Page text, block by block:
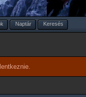
Naptár Keresés